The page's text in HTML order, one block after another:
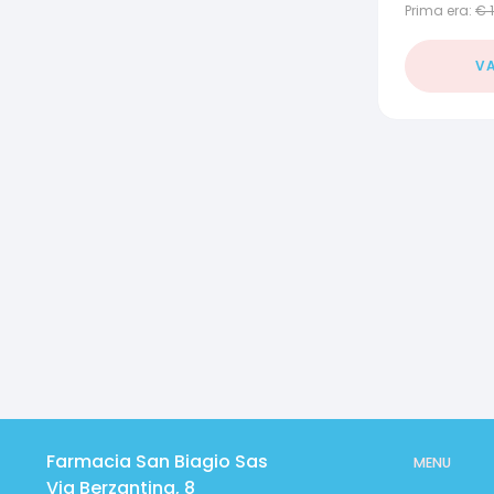
BOLLINO
Prima era: €
Farmacia San Biagio Sas
Via Berzantina, 8
MENU